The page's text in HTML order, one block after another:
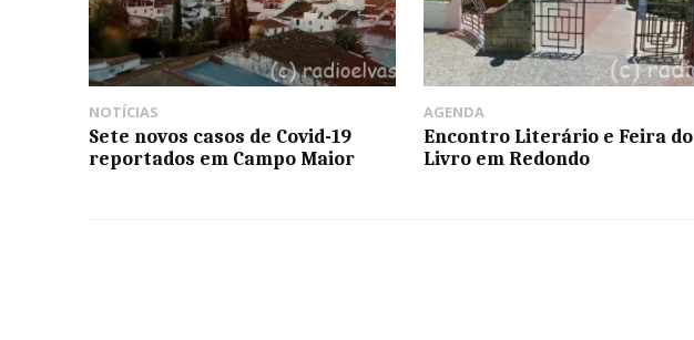
NOTÍCIAS
Sete novos casos de Covid-19
reportados em Campo Maior
AGENDA
Encontro Literário e Feira do
Livro em Redondo